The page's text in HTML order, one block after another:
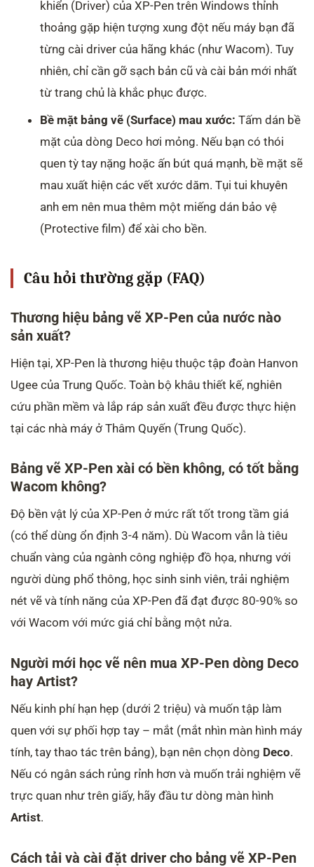
khiển (Driver) của XP-Pen trên Windows thỉnh
thoảng gặp hiện tượng xung đột nếu máy bạn đã
từng cài driver của hãng khác (như Wacom). Tuy
nhiên, chỉ cần gỡ sạch bản cũ và cài bản mới nhất
từ trang chủ là khắc phục được.
Bề mặt bảng vẽ (Surface) mau xước: Tấm dán bề
mặt của dòng Deco hơi mỏng. Nếu bạn có thói
quen tỳ tay nặng hoặc ấn bút quá mạnh, bề mặt sẽ
mau xuất hiện các vết xước dăm. Tụi tui khuyên
anh em nên mua thêm một miếng dán bảo vệ
(Protective film) để xài cho bền.
Câu hỏi thường gặp (FAQ)
Thương hiệu bảng vẽ XP-Pen của nước nào
sản xuất?
Hiện tại, XP-Pen là thương hiệu thuộc tập đoàn Hanvon
Ugee của Trung Quốc. Toàn bộ khâu thiết kế, nghiên
cứu phần mềm và lắp ráp sản xuất đều được thực hiện
tại các nhà máy ở Thâm Quyến (Trung Quốc).
Bảng vẽ XP-Pen xài có bền không, có tốt bằng
Wacom không?
Độ bền vật lý của XP-Pen ở mức rất tốt trong tầm giá
(có thể dùng ổn định 3-4 năm). Dù Wacom vẫn là tiêu
chuẩn vàng của ngành công nghiệp đồ họa, nhưng với
người dùng phổ thông, học sinh sinh viên, trải nghiệm
nét vẽ và tính năng của XP-Pen đã đạt được 80-90% so
với Wacom với mức giá chỉ bằng một nửa.
Người mới học vẽ nên mua XP-Pen dòng Deco
hay Artist?
Nếu kinh phí hạn hẹp (dưới 2 triệu) và muốn tập làm
quen với sự phối hợp tay – mắt (mắt nhìn màn hình máy
tính, tay thao tác trên bảng), bạn nên chọn dòng Deco.
Nếu có ngân sách rủng rỉnh hơn và muốn trải nghiệm vẽ
trực quan như trên giấy, hãy đầu tư dòng màn hình
Artist.
Cách tải và cài đặt driver cho bảng vẽ XP-Pen